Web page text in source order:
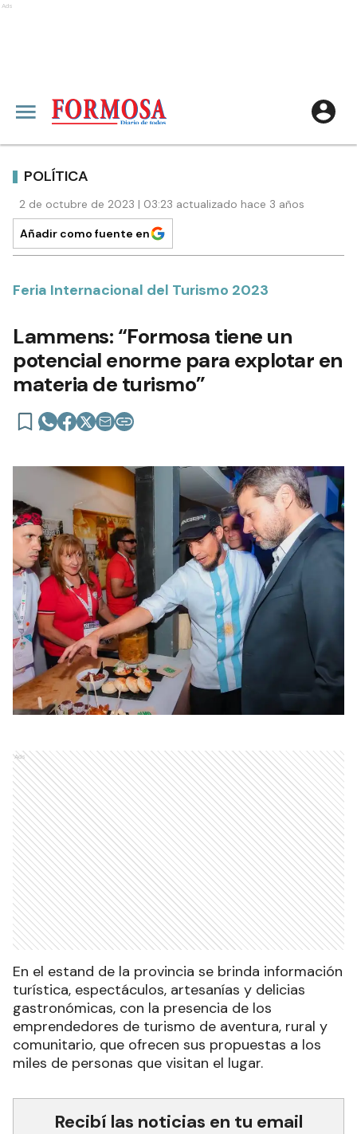
Ads
POLÍTICA
2 de octubre de 2023 | 03:23 actualizado hace 3 años
Añadir como fuente en
Feria Internacional del Turismo 2023
Lammens: “Formosa tiene un
potencial enorme para explotar en
materia de turismo”
Ads
En el estand de la provincia se brinda información
turística, espectáculos, artesanías y delicias
gastronómicas, con la presencia de los
emprendedores de turismo de aventura, rural y
comunitario, que ofrecen sus propuestas a los
miles de personas que visitan el lugar.
Recibí las noticias en tu email